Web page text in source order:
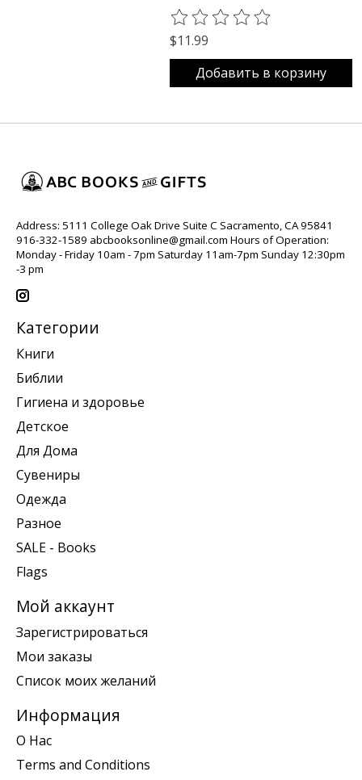
The rating of this product is
$11.99
Добавить в корзину
Address: 5111 College Oak Drive Suite C Sacramento, CA 95841
916-332-1589 abcbooksonline@gmail.com Hours of Operation:
Monday - Friday 10am - 7pm Saturday 11am-7pm Sunday 12:30pm
-3 pm
Категории
Книги
Библии
Гигиена и здоровье
Детское
Для Дома
Сувениры
Одежда
Разное
SALE - Books
Flags
Мой аккаунт
Зарегистрироваться
Мои заказы
Список моих желаний
Информация
О Нас
Terms and Conditions